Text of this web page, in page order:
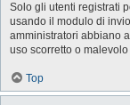
Solo gli utenti registrati
usando il modulo di
amministratori abbiano
uso scorretto o
Top